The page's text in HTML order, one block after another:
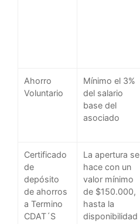
Ahorro
Voluntario
Mínimo el 3%
del salario
base del
asociado
Certificado
de
depósito
de ahorros
a Termino
CDAT´S
La apertura se
hace con un
valor mínimo
de $150.000,
hasta la
disponibilidad